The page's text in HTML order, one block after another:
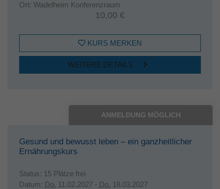
Ort: Wadelheim Konferenzraum
10,00 €
KURS MERKEN
WEITERE DETAILS
ANMELDUNG MÖGLICH
Gesund und bewusst leben – ein ganzheitlicher
Ernährungskurs
Status: 15 Plätze frei
Datum: Do. 11.02.2027 - Do. 18.03.2027